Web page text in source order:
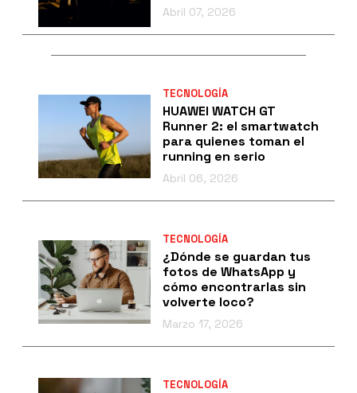
Abril 07, 2026
TECNOLOGÍA
HUAWEI WATCH GT
Runner 2: el smartwatch
para quienes toman el
running en serio
Abril 06, 2026
TECNOLOGÍA
¿Dónde se guardan tus
fotos de WhatsApp y
cómo encontrarlas sin
volverte loco?
Marzo 17, 2026
TECNOLOGÍA